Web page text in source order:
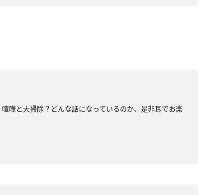
嘩と大掃除？どんな話になっているのか、是非耳でお楽